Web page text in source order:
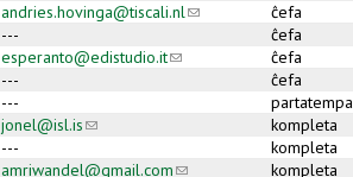
andries.hovinga@tiscali.nl(link sends e-mail)
ĉefa
---
ĉefa
esperanto@edistudio.it(link sends e-mail)
ĉefa
---
ĉefa
--- partatempa
jonel@isl.is(link sends e-mail)
kompleta
---
kompleta
amriwandel@gmail.com(link sends e-mail)kompleta